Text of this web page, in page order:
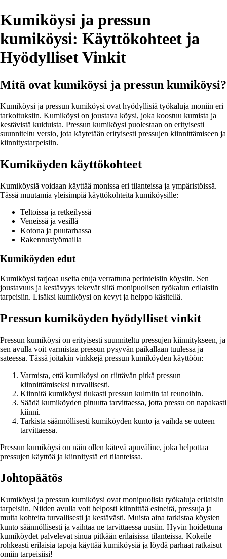
Kumiköysi ja pressun
kumiköysi: Käyttökohteet ja
Hyödylliset Vinkit
Mitä ovat kumiköysi ja pressun kumiköysi?
Kumiköysi ja pressun kumiköysi ovat hyödyllisiä työkaluja moniin eri
tarkoituksiin. Kumiköysi on joustava köysi, joka koostuu kumista ja
kestävistä kuiduista. Pressun kumiköysi puolestaan on erityisesti
suunniteltu versio, jota käytetään erityisesti pressujen kiinnittämiseen ja
kiinnitystarpeisiin.
Kumiköyden käyttökohteet
Kumiköysiä voidaan käyttää monissa eri tilanteissa ja ympäristöissä.
Tässä muutamia yleisimpiä käyttökohteita kumiköysille:
Teltoissa ja retkeilyssä
Veneissä ja vesillä
Kotona ja puutarhassa
Rakennustyömailla
Kumiköyden edut
Kumiköysi tarjoaa useita etuja verrattuna perinteisiin köysiin. Sen
joustavuus ja kestävyys tekevät siitä monipuolisen työkalun erilaisiin
tarpeisiin. Lisäksi kumiköysi on kevyt ja helppo käsitellä.
Pressun kumiköyden hyödylliset vinkit
Pressun kumiköysi on erityisesti suunniteltu pressujen kiinnitykseen, ja
sen avulla voit varmistaa pressun pysyvän paikallaan tuulessa ja
sateessa. Tässä joitakin vinkkejä pressun kumiköyden käyttöön:
Varmista, että kumiköysi on riittävän pitkä pressun
kiinnittämiseksi turvallisesti.
Kiinnitä kumiköysi tiukasti pressun kulmiin tai reunoihin.
Säädä kumiköyden pituutta tarvittaessa, jotta pressu on napakasti
kiinni.
Tarkista säännöllisesti kumiköyden kunto ja vaihda se uuteen
tarvittaessa.
Pressun kumiköysi on näin ollen kätevä apuväline, joka helpottaa
pressujen käyttöä ja kiinnitystä eri tilanteissa.
Johtopäätös
Kumiköysi ja pressun kumiköysi ovat monipuolisia työkaluja erilaisiin
tarpeisiin. Niiden avulla voit helposti kiinnittää esineitä, pressuja ja
muita kohteita turvallisesti ja kestävästi. Muista aina tarkistaa köysien
kunto säännöllisesti ja vaihtaa ne tarvittaessa uusiin. Hyvin hoidettuna
kumiköydet palvelevat sinua pitkään erilaisissa tilanteissa. Kokeile
rohkeasti erilaisia tapoja käyttää kumiköysiä ja löydä parhaat ratkaisut
omiin tarpeisiisi!